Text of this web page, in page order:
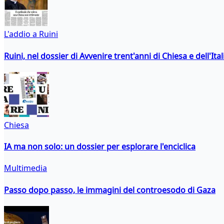
L'addio a Ruini
Ruini, nel dossier di Avvenire trent'anni di Chiesa e
Chiesa
IA ma non solo: un dossier per esplorare l'enciclica
Multimedia
Passo dopo passo, le immagini del controesodo di Gaza